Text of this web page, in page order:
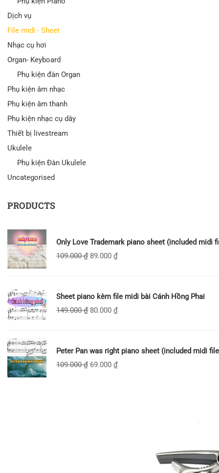
Dịch vụ
File midi - Sheet
Nhạc cụ hơi
Organ- Keyboard
Phụ kiện đàn Organ
Phụ kiện âm nhạc
Phụ kiện âm thanh
Phụ kiện nhạc cụ dây
Thiết bị livestream
Ukulele
Phụ kiện Đàn Ukulele
Uncategorised
PRODUCTS
Only Love Trademark piano sheet (included midi
109.000₫ 89.000 ₫
Sheet piano kèm file midi bài Cánh Hồng Phai
149.000₫ 80.000 ₫
Peter Pan was right piano sheet (included midi
109.000₫ 69.000 ₫